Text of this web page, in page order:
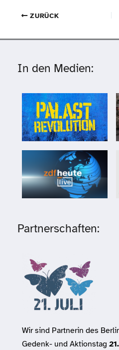
ZURÜCK
In den Medien:
Partnerschaften:
Wir sind Partnerin des
Gedenk- und Aktionstag